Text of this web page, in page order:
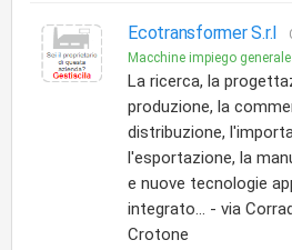
Ecotransformer S.r.l
Macchine impiego generale
La ricerca, la
produzione, la
distribuzione,
l'esportazione, la
e nuove tecnologie
integrato... - via
Crotone